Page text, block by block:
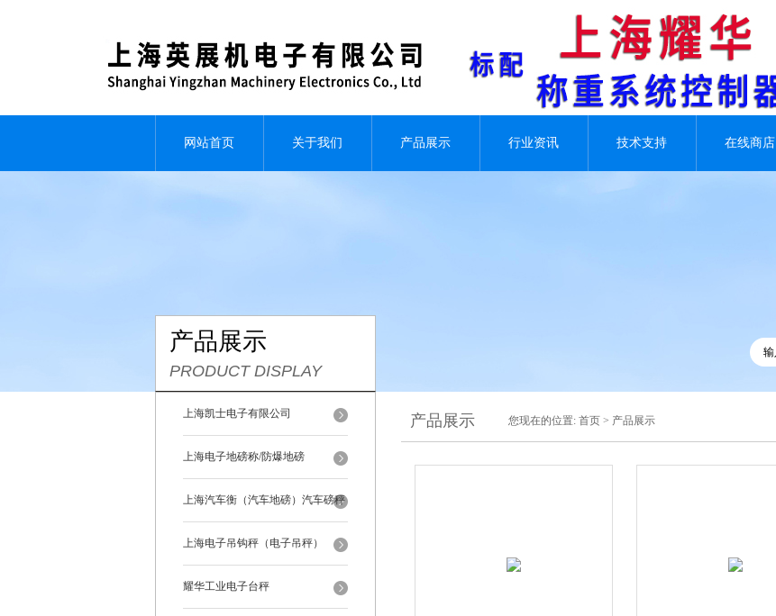
网站首页 关于我们 产品展示 行业资讯 技术支持 在线商店
产品展示
PRODUCT DISPLAY
上海凯士电子有限公司
上海电子地磅称/防爆地磅
上海汽车衡（汽车地磅）汽车磅秤
上海电子吊钩秤（电子吊秤）
耀华工业电子台秤
产品展示 您现在的位置: 首页 > 产品展示